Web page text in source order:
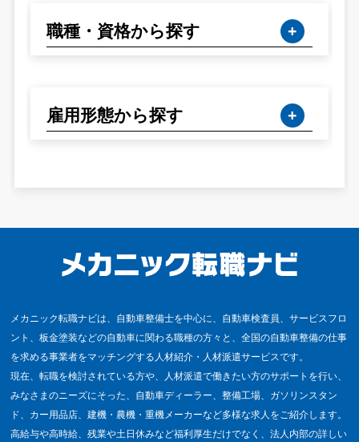
職種・資格から探す
雇用形態から探す
メカニック転職ナビは、自動車整備士を中心に、自動車検査員、サービスフロ
ント、板金塗装などの自動車に関わる職種の方々と、全国の自動車整備の仕事
を求める事業者をマッチングする人材紹介・人材派遣サービスです。
現在、転職を検討されている方や、人材派遣で働きたい方のサポートを行い、
みなさまのニーズにそった、自動車ディーラー、整備工場、ガソリンスタン
ド、カー用品店、建機・農機・重機メーカーなど多様な求人をご紹介します。
高給与や高時給、残業や土日休みなど福利厚生だけでなく、法人内部の詳しい